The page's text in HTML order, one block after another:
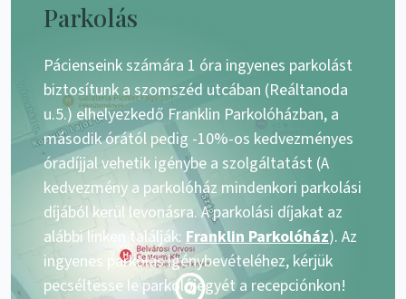
Parkolás
Pácienseink számára 1 óra ingyenes parkolást
biztosítunk a szomszéd utcában (Reáltanoda
u.5.) elhelyezkedő Franklin Parkolóházban, a
második órától pedig -10%-os kedvezményes
óradíjjal vehetik igénybe a szolgáltatást (A
kedvezmény a parkolóház mindenkori parkolási
díjából kerül levonásra. A parkolási díjakat az
alábbi linken találják: Franklin Parkolóház). Az
ingyenes parkolás igénybevételéhez, kérjük
pecséltesse le parkolójegyét a recepciónkon!